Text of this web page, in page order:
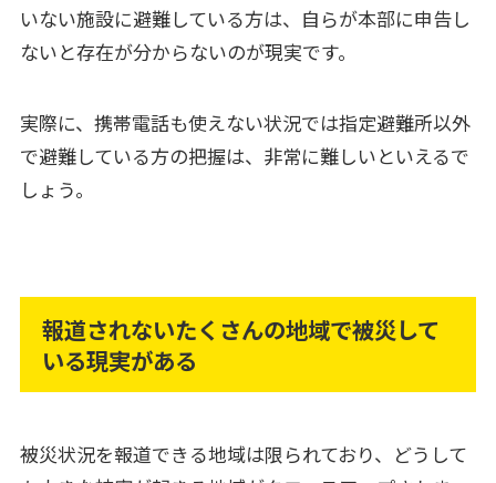
いない施設に避難している方は、自らが本部に申告し
ないと存在が分からないのが現実です。
実際に、携帯電話も使えない状況では指定避難所以外
で避難している方の把握は、非常に難しいといえるで
しょう。
報道されないたくさんの地域で被災して
いる現実がある
被災状況を報道できる地域は限られており、どうして